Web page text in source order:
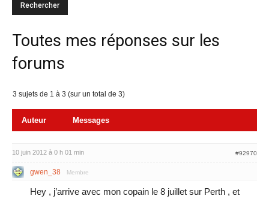
Toutes mes réponses sur les
forums
3 sujets de 1 à 3 (sur un total de 3)
Auteur Messages
10 juin 2012 à 0 h 01 min #92970
gwen_38 Membre
Hey , j’arrive avec mon copain le 8 juillet sur Perth , et